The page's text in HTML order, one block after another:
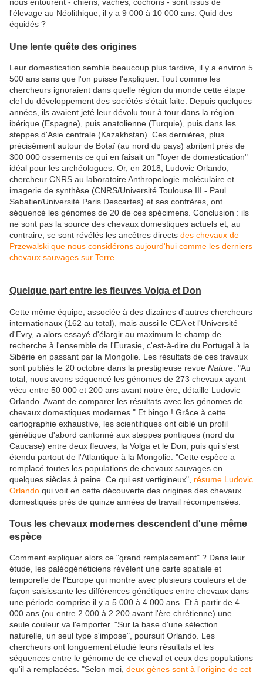
l'élevage au Néolithique, il y a 9 000 à 10 000 ans. Quid des
équidés ?
Une lente quête des origines
Leur domestication semble beaucoup plus tardive, il y a environ 5
500 ans sans que l'on puisse l'expliquer. Tout comme les
chercheurs ignoraient dans quelle région du monde cette étape
clef du développement des sociétés s'était faite. Depuis quelques
années, ils avaient jeté leur dévolu tour à tour dans la région
ibérique (Espagne), puis anatolienne (Turquie), puis dans les
steppes d'Asie centrale (Kazakhstan). Ces dernières, plus
précisément autour de Botaï (au nord du pays) abritent près de
300 000 ossements ce qui en faisait un "foyer de domestication"
idéal pour les archéologues. Or, en 2018,
Ludovic Orlando,
chercheur CNRS au laboratoire Anthropologie moléculaire et
imagerie de synthèse (CNRS/Université Toulouse III - Paul
Sabatier/Université Paris Descartes) et ses confrères, ont
séquencé les génomes de 20 de ces spécimens. Conclusion : ils
ne sont pas la source des chevaux domestiques actuels et, au
contraire, se sont révélés les ancêtres directs des chevaux de
Przewalski que nous considérons aujourd'hui comme les derniers
chevaux sauvages sur Terre
Quelque part entre les fleuves Volga et Don
Cette même équipe, associée à des dizaines d'autres chercheurs
internationaux (162 au total), mais aussi le CEA et l'Université
d'Evry, a alors essayé d'élargir au maximum le champ de
recherche à l'ensemble de l'Eurasie, c'est-à-dire du Portugal à la
Sibérie en passant par la Mongolie. Les résultats de ces travaux
sont publiés le 20 octobre dans la prestigieuse revue Nature . "Au
total, nous avons séquencé les génomes de 273 chevaux ayant
vécu entre 50 000 et 200 ans avant notre ère, détaille Ludovic
Orlando. Avant de comparer les résultats avec les génomes de
chevaux domestiques modernes." Et bingo ! Grâce à cette
cartographie exhaustive, les scientifiques ont ciblé un profil
génétique d'abord cantonné aux steppes pontiques (nord du
Caucase) entre deux fleuves, la Volga et le Don, puis qui s'est
étendu partout de l'Atlantique à la Mongolie. "Cette espèce a
remplacé toutes les populations de chevaux sauvages en
quelques siècles à peine. Ce qui est vertigineux", résume Ludovic
Orlando qui voit en cette découverte des origines des chevaux
domestiqués près de quinze années de travail récompensées.
Tous les chevaux modernes descendent d'une même
espèce
Comment expliquer alors ce "grand remplacement" ? Dans leur
étude, les paléogénéticiens révèlent une carte spatiale et
temporelle de l'Europe qui montre avec plusieurs couleurs et de
façon saisissante les différences génétiques entre chevaux dans
une période comprise il y a 5 000 à 4 000 ans. Et à partir de 4
000 ans (ou entre 2 000 à 2 200 avant l'ère chrétienne) une
seule couleur va l'emporter. "Sur la base d'une sélection
naturelle, un seul type s'impose", poursuit Orlando. Les
chercheurs ont longuement étudié leurs résultats et les
séquences entre le génome de ce cheval et ceux des populations
qu'il a remplacées. "Selon moi, deux gènes sont à l'origine de cet